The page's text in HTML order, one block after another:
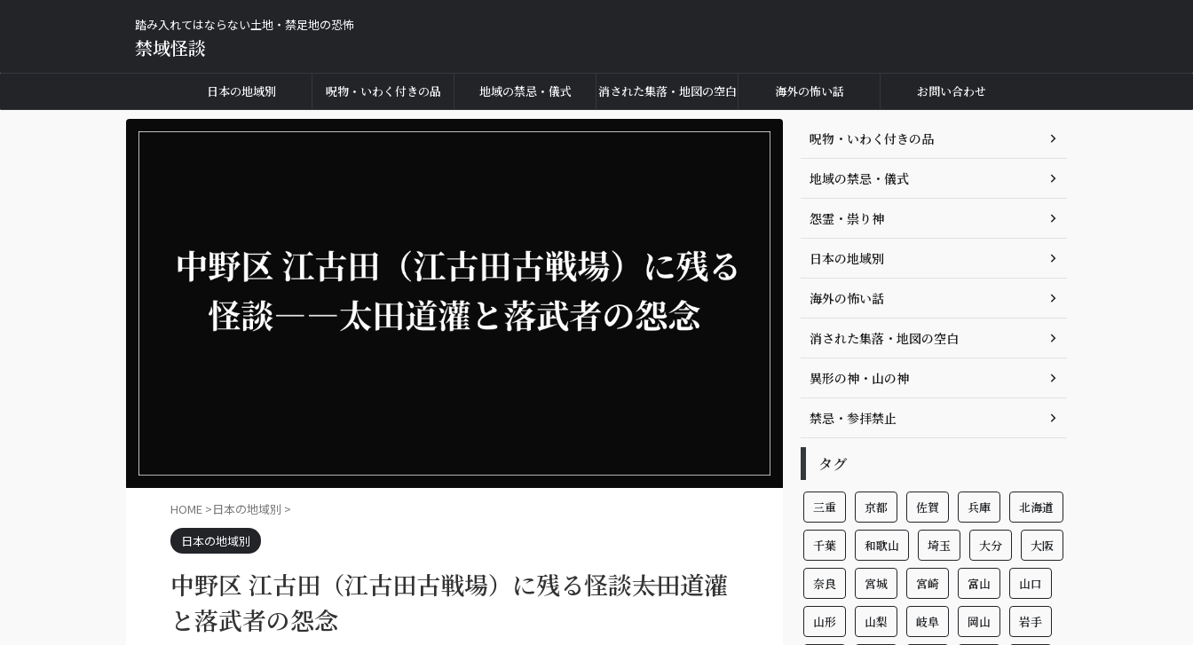
踏み入れてはならない土地・禁足地の恐怖
禁域怪談
日本の地域別 呪物・いわく付きの品 地域の禁忌・儀式 消された集落・地図の空白 海外の怖い話 お問い合わせ
HOME >日本の地域別 >
日本の地域別
中野区 江古田（江古田古戦場）に残る怪談――太田道灌
と落武者の怨念
呪物・いわく付きの品
地域の禁忌・儀式
怨霊・祟り神
日本の地域別
海外の怖い話
消された集落・地図の空白
異形の神・山の神
禁忌・参拝禁止
タグ
三重 京都 佐賀 兵庫 北海道
千葉 和歌山 埼玉 大分 大阪
奈良 宮城 宮崎 富山 山口
山形 山梨 岐阜 岡山 岩手